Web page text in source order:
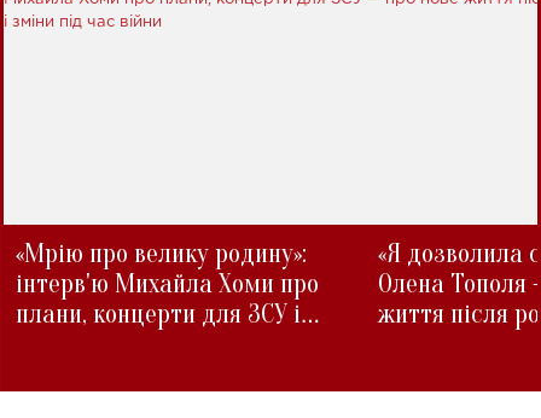
«Мрію про велику родину»:
інтерв'ю Михайла Хоми про
плани, концерти для ЗСУ і
«Я дозволила
Олена Тополя
життя після